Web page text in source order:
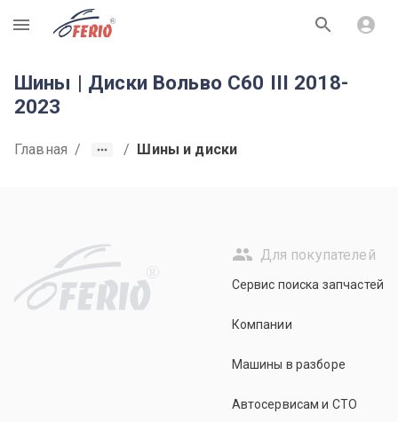
R
Шины | Диски Вольво С60 III 2018-
2023
Главная / / Шины и диски
R
Для покупателей
Сервис поиска запчастей
Компании
Машины в разборе
Автосервисам и СТО